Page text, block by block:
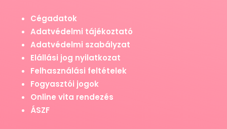
Cégadatok
Adatvédelmi tájékoztató
Adatvédelmi szabályzat
Elállási jog nyilatkozat
Felhasználási feltételek
Fogyasztói jogok
Online vita rendezés
ÁSZF